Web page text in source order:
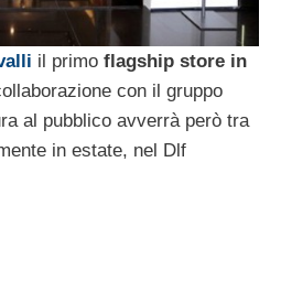
il primo flagship store in
con il gruppo
al pubblico avverrà però tra
in estate, nel Dlf